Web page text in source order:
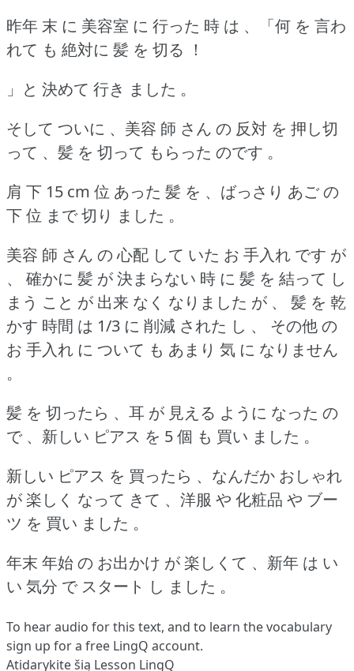
昨年 末 に 美容室 に 行った 時 は 、「何 を 言わ
れて も 絶対に 髪 を 切る ！
」と 決めて 行き ました 。
そして ついに 、美容 師 さん の 反対 を 押し切
って 、髪 を 切って もらった のです 。
肩 下 15 cm 位 あった 髪 を 、ばっさり あご の
下 位 まで 切り ました 。
美容 師 さん の 心配 して いた お 手入れ です が
、 確かに 髪 が 決まらない 時 に 髪 を 結って し
まう こと が 出来 なく なりました が 、 髪 を 乾
かす 時間 は 1/3 に 削減 された し 、 その他 の
お 手入れ に ついて も あまり 気 に なりません
。
髪 を 切ったら 、耳 が 見える ように なった の
で 、新しい ピアス を 5 個 も 買い ました 。
新しい ピアス を 買ったら 、なんだか おしゃれ
が 楽しく なって きて 、洋服 や 化粧品 や ブー
ツ を 買い ました 。
年末 年始 の お出かけ が 楽しくて 、新年 は い
い 気分 で スタート し ました 。
To hear audio for this text, and to learn the vocabulary
sign up for a free LingQ account.
Atidarykite šią Lesson LingQ